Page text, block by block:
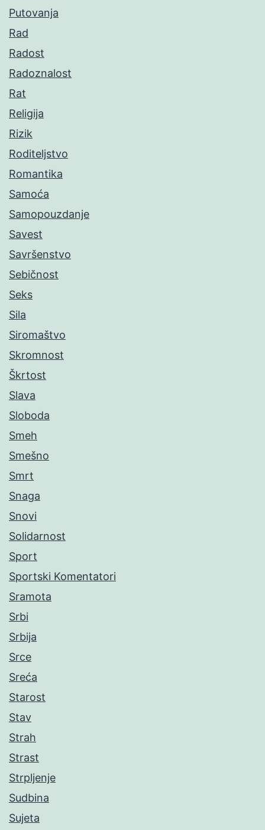
Putovanja
Rad
Radost
Radoznalost
Rat
Religija
Rizik
Roditeljstvo
Romantika
Samoća
Samopouzdanje
Savest
Savršenstvo
Sebičnost
Seks
Sila
Siromaštvo
Skromnost
Škrtost
Slava
Sloboda
Smeh
Smešno
Smrt
Snaga
Snovi
Solidarnost
Sport
Sportski Komentatori
Sramota
Srbi
Srbija
Srce
Sreća
Starost
Stav
Strah
Strast
Strpljenje
Sudbina
Sujeta